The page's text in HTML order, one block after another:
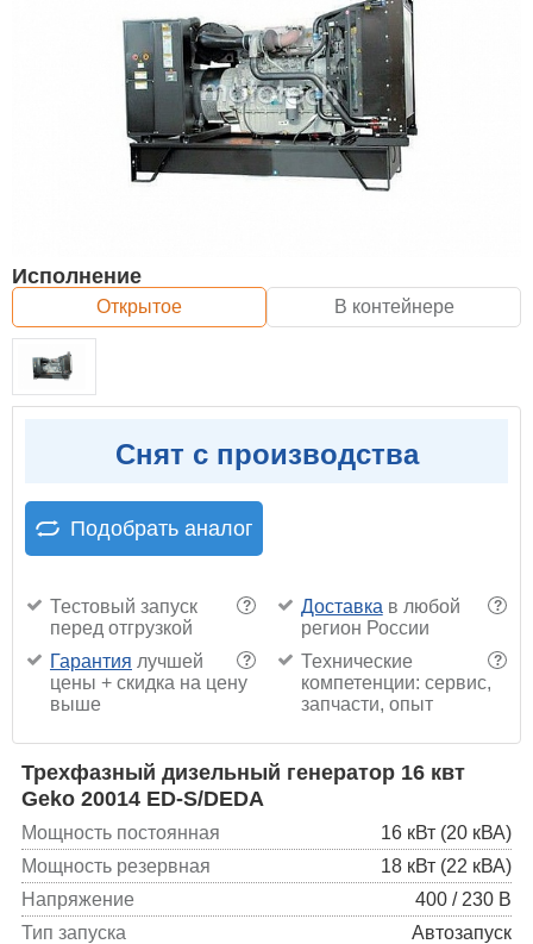
Исполнение
Открытое В контейнере
Снят с производства
Подобрать аналог
?
Тестовый запуск
перед отгрузкой
?
Доставка в любой
регион России
?
Гарантия лучшей
цены + скидка на цену
выше
?
Технические
компетенции: сервис,
запчасти, опыт
Трехфазный дизельный генератор 16 квт
Geko 20014 ED-S/DEDA
Мощность постоянная
16 кВт (20 кВА)
Мощность резервная
18 кВт (22 кВА)
Напряжение
400 / 230 В
Тип запуска
Автозапуск